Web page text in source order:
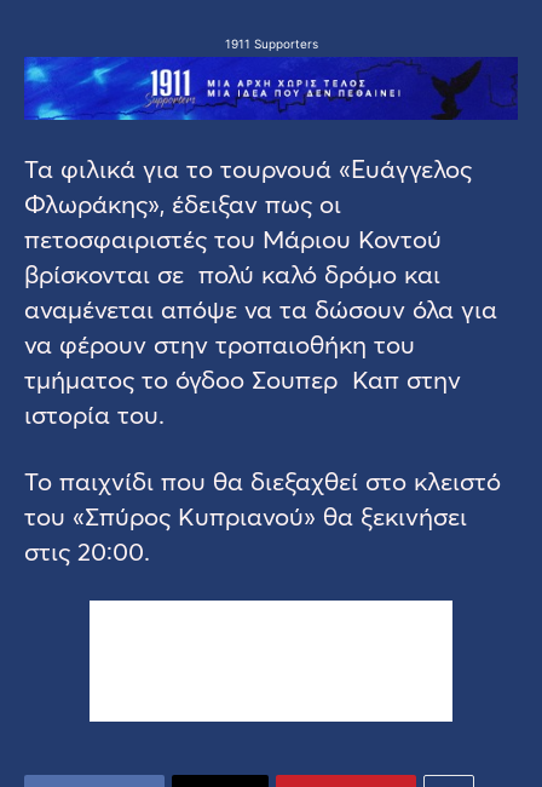
1911 Supporters
Τα φιλικά για το τουρνουά «Ευάγγελος
Φλωράκης», έδειξαν πως οι
πετοσφαιριστές του Μάριου Κοντού
βρίσκονται σε πολύ καλό δρόμο και
αναμένεται απόψε να τα δώσουν όλα για
να φέρουν στην τροπαιοθήκη του
τμήματος το όγδοο Σουπερ Καπ στην
ιστορία του.
Το παιχνίδι που θα διεξαχθεί στο κλειστό
του «Σπύρος Κυπριανού» θα ξεκινήσει
στις 20:00.